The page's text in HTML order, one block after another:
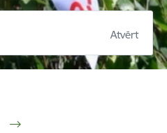
Atvērt